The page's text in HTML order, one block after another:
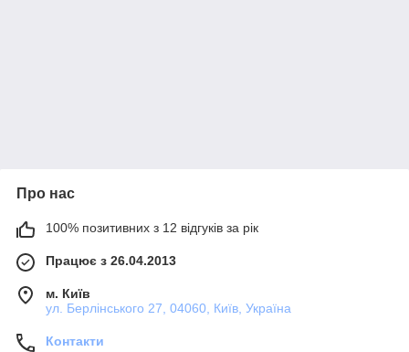
Про нас
100% позитивних з 12 відгуків за рік
Працює з 26.04.2013
м. Київ
ул. Берлінського 27, 04060, Київ, Україна
Контакти